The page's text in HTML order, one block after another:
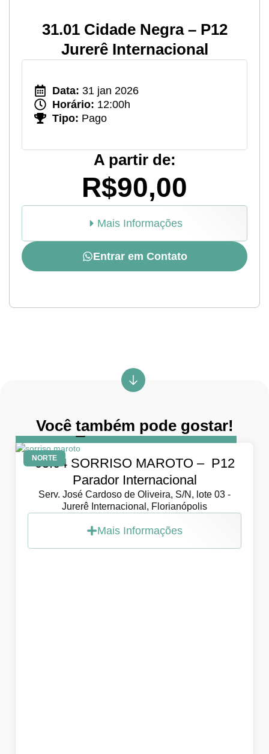
31.01 Cidade Negra – P12
Jurerê Internacional
Data: 31 jan 2026
Horário: 12:00h
Tipo: Pago
A partir de:
R$90,00
Mais Informações
Entrar em Contato
Você também pode gostar!
NORTE
DIA5 de abril de 2026
05.04 SORRISO MAROTO – P12
Parador Internacional
Serv. José Cardoso de Oliveira, S/N, lote 03 -
Jurerê Internacional, Florianópolis
Mais Informações